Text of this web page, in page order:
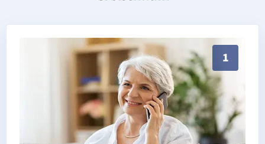
1
Persönliche Treppenlift-Beratung in Großenhain